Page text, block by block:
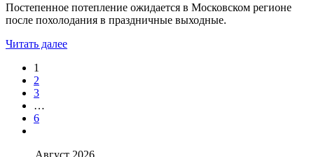
Постепенное потепление ожидается в Московском регионе
после похолодания в праздничные выходные.
Читать далее
1
2
3
…
6
Август 2026